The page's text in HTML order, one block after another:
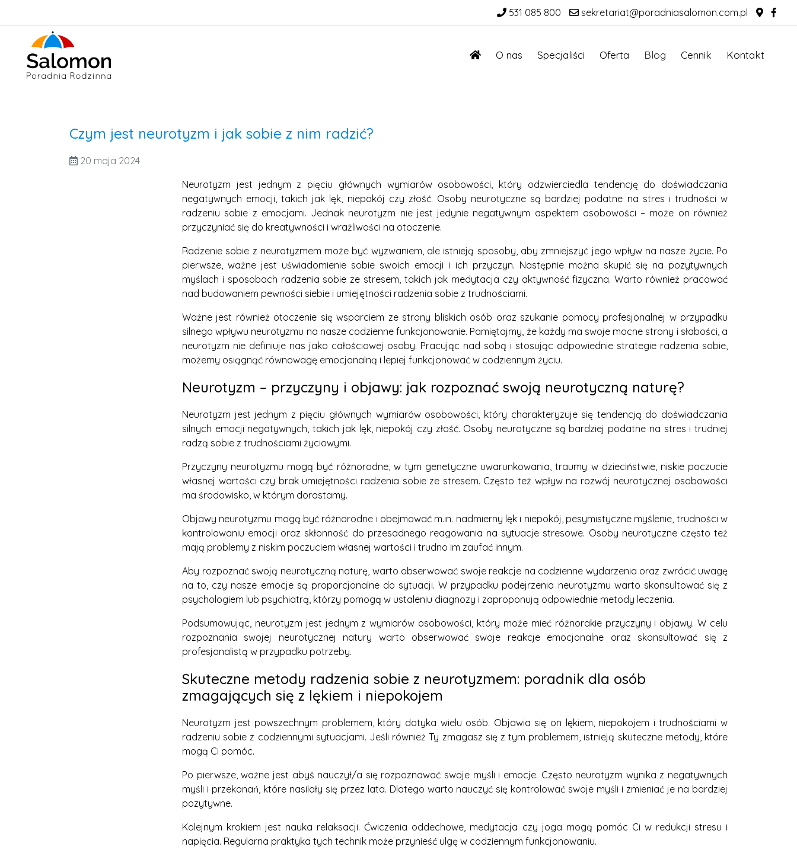
531 085 800 sekretariat@poradniasalomon.com.pl
O nas Specjaliści Oferta Blog Cennik Kontakt
Czym jest neurotyzm i jak sobie z nim radzić?
20 maja 2024
Neurotyzm jest jednym z pięciu głównych wymiarów osobowości, który odzwierciedla tendencję do doświadczania
negatywnych emocji, takich jak lęk, niepokój czy złość. Osoby neurotyczne są bardziej podatne na stres i trudności w
radzeniu sobie z emocjami. Jednak neurotyzm nie jest jedynie negatywnym aspektem osobowości – może on również
przyczyniać się do kreatywności i wrażliwości na otoczenie.
Radzenie sobie z neurotyzmem może być wyzwaniem, ale istnieją sposoby, aby zmniejszyć jego wpływ na nasze życie. Po
pierwsze, ważne jest uświadomienie sobie swoich emocji i ich przyczyn. Następnie można skupić się na pozytywnych
myślach i sposobach radzenia sobie ze stresem, takich jak medytacja czy aktywność fizyczna. Warto również pracować
nad budowaniem pewności siebie i umiejętności radzenia sobie z trudnościami.
Ważne jest również otoczenie się wsparciem ze strony bliskich osób oraz szukanie pomocy profesjonalnej w przypadku
silnego wpływu neurotyzmu na nasze codzienne funkcjonowanie. Pamiętajmy, że każdy ma swoje mocne strony i słabości, a
neurotyzm nie definiuje nas jako całościowej osoby. Pracując nad sobą i stosując odpowiednie strategie radzenia sobie,
możemy osiągnąć równowagę emocjonalną i lepiej funkcjonować w codziennym życiu.
Neurotyzm – przyczyny i objawy: jak rozpoznać swoją neurotyczną naturę?
Neurotyzm jest jednym z pięciu głównych wymiarów osobowości, który charakteryzuje się tendencją do doświadczania
silnych emocji negatywnych, takich jak lęk, niepokój czy złość. Osoby neurotyczne są bardziej podatne na stres i trudniej
radzą sobie z trudnościami życiowymi.
Przyczyny neurotyzmu mogą być różnorodne, w tym genetyczne uwarunkowania, traumy w dzieciństwie, niskie poczucie
własnej wartości czy brak umiejętności radzenia sobie ze stresem. Często też wpływ na rozwój neurotycznej osobowości
ma środowisko, w którym dorastamy.
Objawy neurotyzmu mogą być różnorodne i obejmować m.in. nadmierny lęk i niepokój, pesymistyczne myślenie, trudności w
kontrolowaniu emocji oraz skłonność do przesadnego reagowania na sytuacje stresowe. Osoby neurotyczne często też
mają problemy z niskim poczuciem własnej wartości i trudno im zaufać innym.
Aby rozpoznać swoją neurotyczną naturę, warto obserwować swoje reakcje na codzienne wydarzenia oraz zwrócić uwagę
na to, czy nasze emocje są proporcjonalne do sytuacji. W przypadku podejrzenia neurotyzmu warto skonsultować się z
psychologiem lub psychiatrą, którzy pomogą w ustaleniu diagnozy i zaproponują odpowiednie metody leczenia.
Podsumowując, neurotyzm jest jednym z wymiarów osobowości, który może mieć różnorakie przyczyny i objawy. W celu
rozpoznania swojej neurotycznej natury warto obserwować swoje reakcje emocjonalne oraz skonsultować się z
profesjonalistą w przypadku potrzeby.
Skuteczne metody radzenia sobie z neurotyzmem: poradnik dla osób
zmagających się z lękiem i niepokojem
Neurotyzm jest powszechnym problemem, który dotyka wielu osób. Objawia się on lękiem, niepokojem i trudnościami w
radzeniu sobie z codziennymi sytuacjami. Jeśli również Ty zmagasz się z tym problemem, istnieją skuteczne metody, które
mogą Ci pomóc.
Po pierwsze, ważne jest abyś nauczył/a się rozpoznawać swoje myśli i emocje. Często neurotyzm wynika z negatywnych
myśli i przekonań, które nasilały się przez lata. Dlatego warto nauczyć się kontrolować swoje myśli i zmieniać je na bardziej
pozytywne.
Kolejnym krokiem jest nauka relaksacji. Ćwiczenia oddechowe, medytacja czy joga mogą pomóc Ci w redukcji stresu i
napięcia. Regularna praktyka tych technik może przynieść ulgę w codziennym funkcjonowaniu.